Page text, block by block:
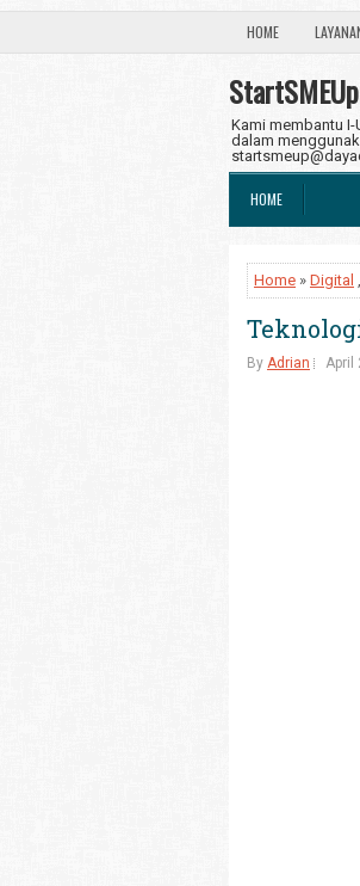
HOME
StartSMEUp
Kami membantu I-
dalam
HOME
Home » Digital ,
By Adrian April